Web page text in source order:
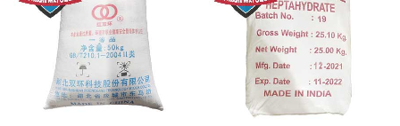
Soda Ash Light – NA2CO3 2
Vòng Tròn Hubei Shuanghuan
Trung Quốc China
Kẽm Sunfat – ZNSO4.7H2O
Ấn Độ India